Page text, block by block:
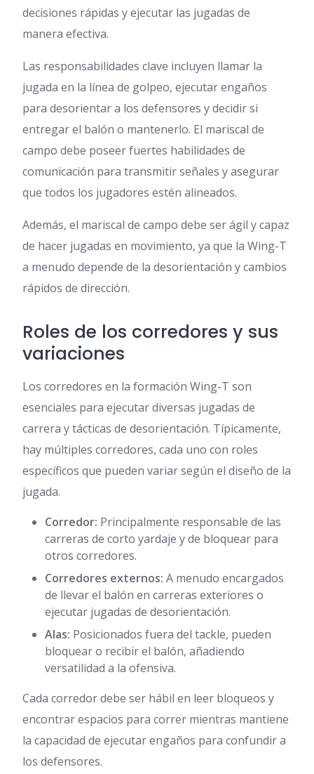
decisiones rápidas y ejecutar las jugadas de
manera efectiva.
Las responsabilidades clave incluyen llamar la
jugada en la línea de golpeo, ejecutar engaños
para desorientar a los defensores y decidir si
entregar el balón o mantenerlo. El mariscal de
campo debe poseer fuertes habilidades de
comunicación para transmitir señales y asegurar
que todos los jugadores estén alineados.
Además, el mariscal de campo debe ser ágil y capaz
de hacer jugadas en movimiento, ya que la Wing-T
a menudo depende de la desorientación y cambios
rápidos de dirección.
Roles de los corredores y sus
variaciones
Los corredores en la formación Wing-T son
esenciales para ejecutar diversas jugadas de
carrera y tácticas de desorientación. Típicamente,
hay múltiples corredores, cada uno con roles
específicos que pueden variar según el diseño de la
jugada.
Corredor: Principalmente responsable de las
carreras de corto yardaje y de bloquear para
otros corredores.
Corredores externos: A menudo encargados
de llevar el balón en carreras exteriores o
ejecutar jugadas de desorientación.
Alas: Posicionados fuera del tackle, pueden
bloquear o recibir el balón, añadiendo
versatilidad a la ofensiva.
Cada corredor debe ser hábil en leer bloqueos y
encontrar espacios para correr mientras mantiene
la capacidad de ejecutar engaños para confundir a
los defensores.